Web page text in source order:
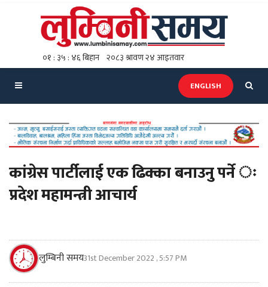
ENGLISH
कांग्रेस पार्टीलाई एक ढिक्का बनाउनु पर्ने ः
प्रदेश महामन्त्री आचार्य
लुम्बिनी समय31st December 2022 , 5:57 PM